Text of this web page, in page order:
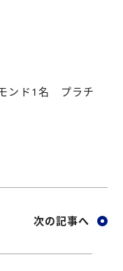
ンド1名 プラチ
次の記事へ